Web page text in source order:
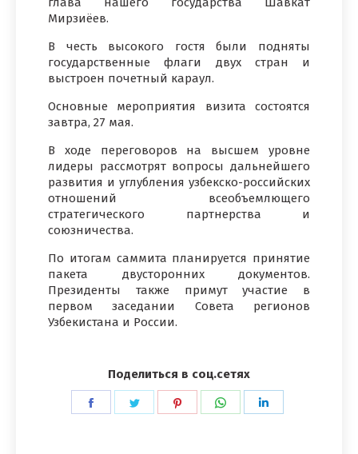
Мирзиёев.
В честь высокого гостя были подняты
государственные флаги двух стран и
выстроен почетный караул.
Основные мероприятия визита состоятся
завтра, 27 мая.
В ходе переговоров на высшем уровне
лидеры рассмотрят вопросы дальнейшего
развития и углубления узбекско-российских
отношений всеобъемлющего
стратегического партнерства и
союзничества.
По итогам саммита планируется принятие
пакета двусторонних документов.
Президенты также примут участие в
первом заседании Совета регионов
Узбекистана и России.
Поделиться в соц.сетях
ПоделитьсяПоделитьсяПоделитьсяПоделиться